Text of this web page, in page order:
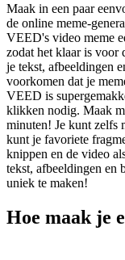
Maak in een paar
de online meme-
VEED's video meme
zodat het klaar is voor
je tekst, afbeeldingen
voorkomen dat je
VEED is
klikken nodig. Maak
minuten! Je kunt zelfs
kunt je favoriete
knippen en de video
tekst, afbeeldingen en
uniek te maken!
Hoe maak je